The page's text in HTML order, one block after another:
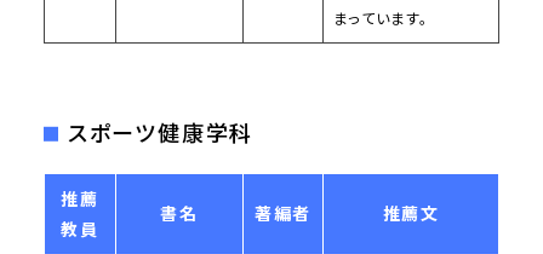
まっています。
スポーツ健康学科
推薦
教員
書名 著編者 推薦文